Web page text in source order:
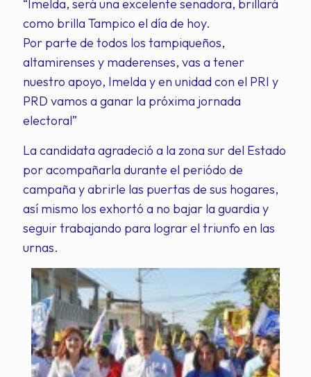
“Imelda, será una excelente senadora, brillará
como brilla Tampico el día de hoy.
Por parte de todos los tampiqueños,
altamirenses y maderenses, vas a tener
nuestro apoyo, Imelda y en unidad con el PRI y
PRD vamos a ganar la próxima jornada
electoral”
La candidata agradeció a la zona sur del Estado
por acompañarla durante el periódo de
campaña y abrirle las puertas de sus hogares,
así mismo los exhortó a no bajar la guardia y
seguir trabajando para lograr el triunfo en las
urnas.